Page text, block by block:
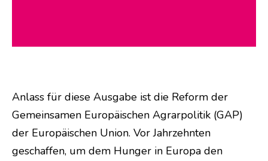
Anlass für diese Ausgabe ist die Reform der
Gemeinsamen Europäischen Agrarpolitik (GAP)
der Europäischen Union. Vor Jahrzehnten
geschaffen, um dem Hunger in Europa den